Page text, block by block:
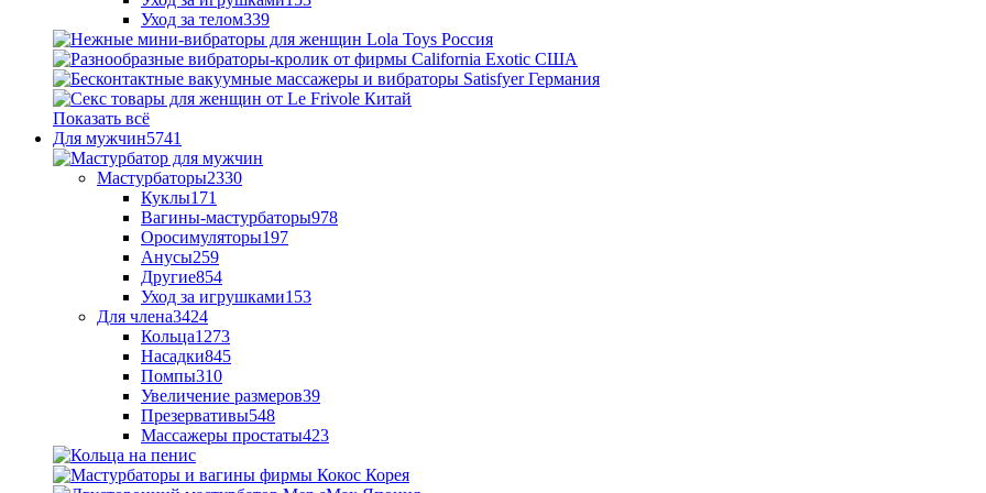
Уход за телом339
Показать всё
Для мужчин5741
Мастурбаторы2330
Куклы171
Вагины-мастурбаторы978
Оросимуляторы197
Анусы259
Другие854
Уход за игрушками153
Для члена3424
Кольца1273
Насадки845
Помпы310
Увеличение размеров39
Презервативы548
Массажеры простаты423